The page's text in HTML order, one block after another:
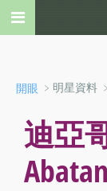
開眼 ﹥明星資料
迪亞